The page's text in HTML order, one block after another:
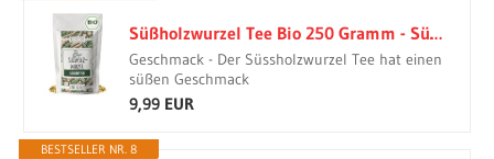
Süßholzwurzel Tee Bio 250 Gramm - Süßholz Tee I 100% natürlich aus Biologischem Anbau by KLUIZ TEA
Geschmack - Der Süssholzwurzel Tee hat einen
süßen Geschmack
9,99 EUR
BESTSELLER NR. 8